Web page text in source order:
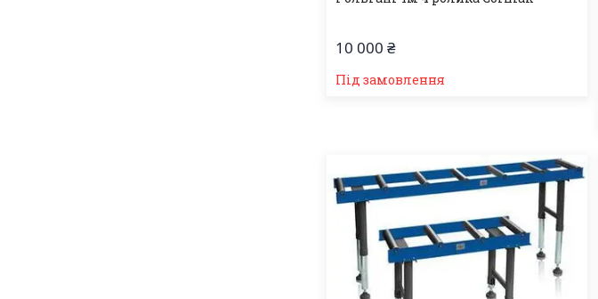
10 000 ₴
Під замовлення